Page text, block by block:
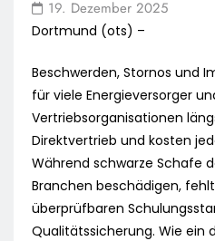
19. Dezember 2025
Dortmund (ots) –
Beschwerden, Stornos und
für viele Energieversorger
Vertriebsorganisationen
Direktvertrieb und kosten
Während schwarze Schafe
Branchen beschädigen,
überprüfbaren
Qualitätssicherung. Wie ein